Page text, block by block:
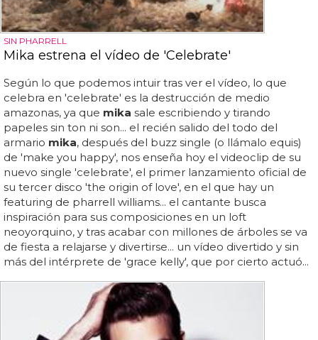
SIN PHARRELL
Mika estrena el vídeo de 'Celebrate'
Según lo que podemos intuir tras ver el vídeo, lo que
celebra en 'celebrate' es la destrucción de medio
amazonas, ya que mika sale escribiendo y tirando
papeles sin ton ni son... el recién salido del todo del
armario mika, después del buzz single (o llámalo equis)
de 'make you happy', nos enseña hoy el videoclip de su
nuevo single 'celebrate', el primer lanzamiento oficial de
su tercer disco 'the origin of love', en el que hay un
featuring de pharrell williams... el cantante busca
inspiración para sus composiciones en un loft
neoyorquino, y tras acabar con millones de árboles se va
de fiesta a relajarse y divertirse... un vídeo divertido y sin
más del intérprete de 'grace kelly', que por cierto actuó...